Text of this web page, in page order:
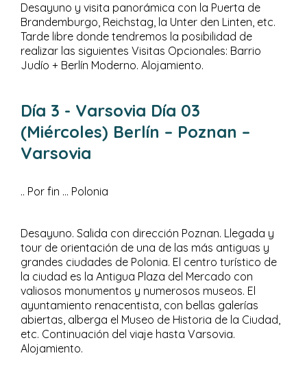
Desayuno y visita panorámica con la Puerta de
Brandemburgo, Reichstag, la Unter den Linten, etc.
Tarde libre donde tendremos la posibilidad de
realizar las siguientes Visitas Opcionales: Barrio
Judío + Berlín Moderno. Alojamiento.
Día 3 - Varsovia Día 03
(Miércoles) Berlín – Poznan –
Varsovia
.. Por fin … Polonia
Desayuno. Salida con dirección Poznan. Llegada y
tour de orientación de una de las más antiguas y
grandes ciudades de Polonia. El centro turístico de
la ciudad es la Antigua Plaza del Mercado con
valiosos monumentos y numerosos museos. El
ayuntamiento renacentista, con bellas galerías
abiertas, alberga el Museo de Historia de la Ciudad,
etc. Continuación del viaje hasta Varsovia.
Alojamiento.